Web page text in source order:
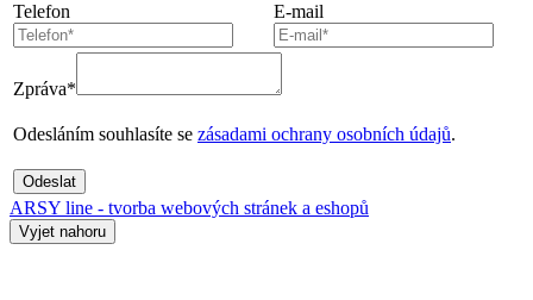
Telefon
E-mail
Zpráva*
Odesláním souhlasíte se zásadami ochrany osobních údajů.
Odeslat
ARSY line - tvorba webových stránek a eshopů
Vyjet nahoru